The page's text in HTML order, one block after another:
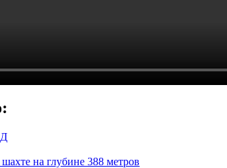
на глубине 388 метров